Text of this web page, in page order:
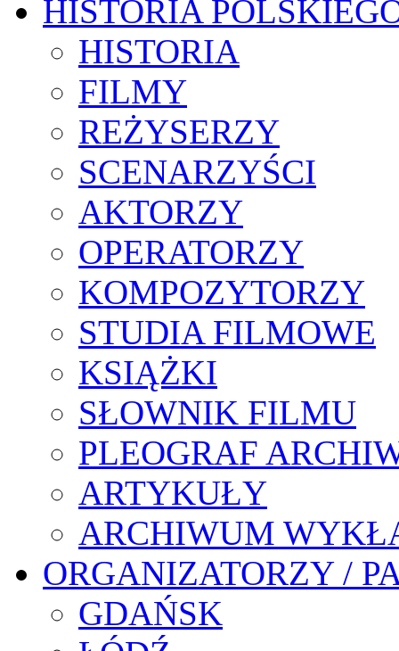
HISTORIA
HISTORIA
FILMY
REŻYSERZY
SCENARZYŚCI
AKTORZY
OPERATORZY
KOMPOZYTORZY
STUDIA FILMOWE
KSIĄŻKI
SŁOWNIK FILMU
PLEOGRAF
ARTYKUŁY
ARCHIWUM
ORGANIZATORZY /
GDAŃSK